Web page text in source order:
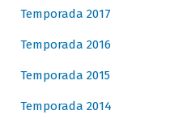
Temporada 2017
Temporada 2016
Temporada 2015
Temporada 2014